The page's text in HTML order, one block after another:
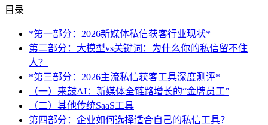
目录
*第一部分：2026新媒体私信获客行业现状*
第二部分：大模型vs关键词：为什么你的私信留不住
人？
*第三部分：2026主流私信获客工具深度测评*
（一）来鼓AI：新媒体全链路增长的“金牌员工”
（二）其他传统SaaS工具
第四部分：企业如何选择适合自己的私信工具？